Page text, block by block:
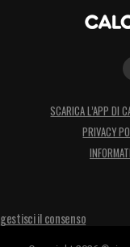
SCARICA L’APP DI
PRIVACY
gestisci il consenso